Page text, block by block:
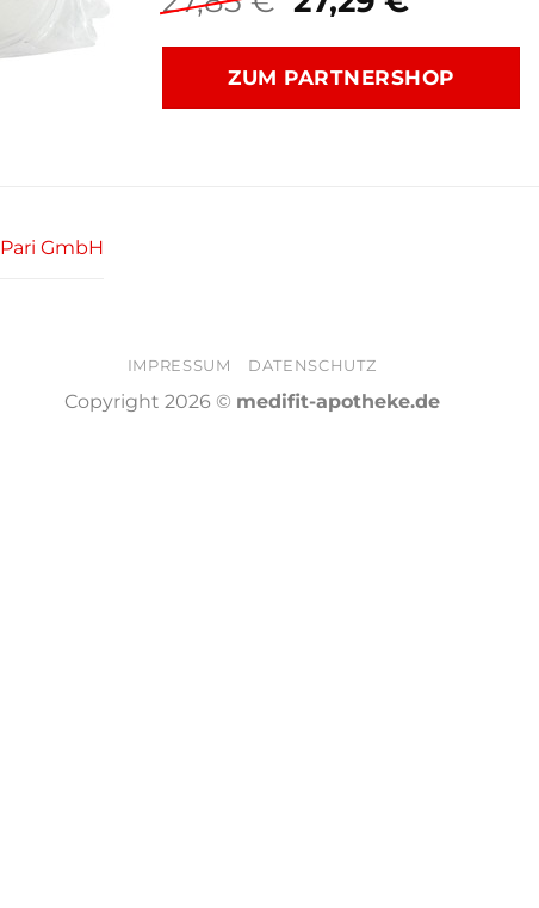
war:
27,85 €
ist:
27,29 €.
ZUM PARTNERSHOP
Pari GmbH
IMPRESSUM DATENSCHUTZ
Copyright 2026 © medifit-apotheke.de